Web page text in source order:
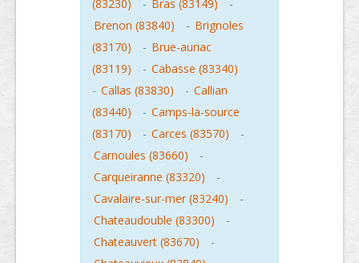
(83230) - Bras (83149)
-
Brenon (83840)
- Brignoles
(83170)
- Brue-auriac
(83119)
- Cabasse (83340)
- Callas (83830) - Callian
(83440)
- Camps-la-source
(83170)
- Carces (83570)
-
Carnoules (83660)
-
Carqueiranne (83320)
-
Cavalaire-sur-mer (83240)
-
Chateaudouble (83300)
-
Chateauvert (83670)
-